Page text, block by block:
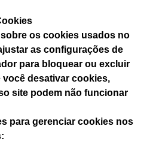
os cookies usados no
as configurações de
para bloquear ou excluir
desativar cookies,
site podem não funcionar
para gerenciar cookies nos